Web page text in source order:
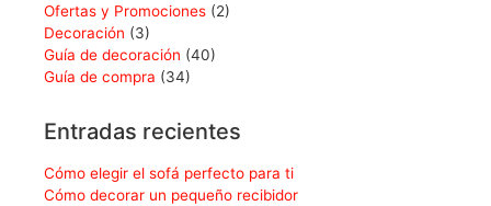
Ofertas y Promociones (2)
Decoración (3)
Guía de decoración (40)
Guía de compra (34)
Entradas recientes
Cómo elegir el sofá perfecto para ti
Cómo decorar un pequeño recibidor